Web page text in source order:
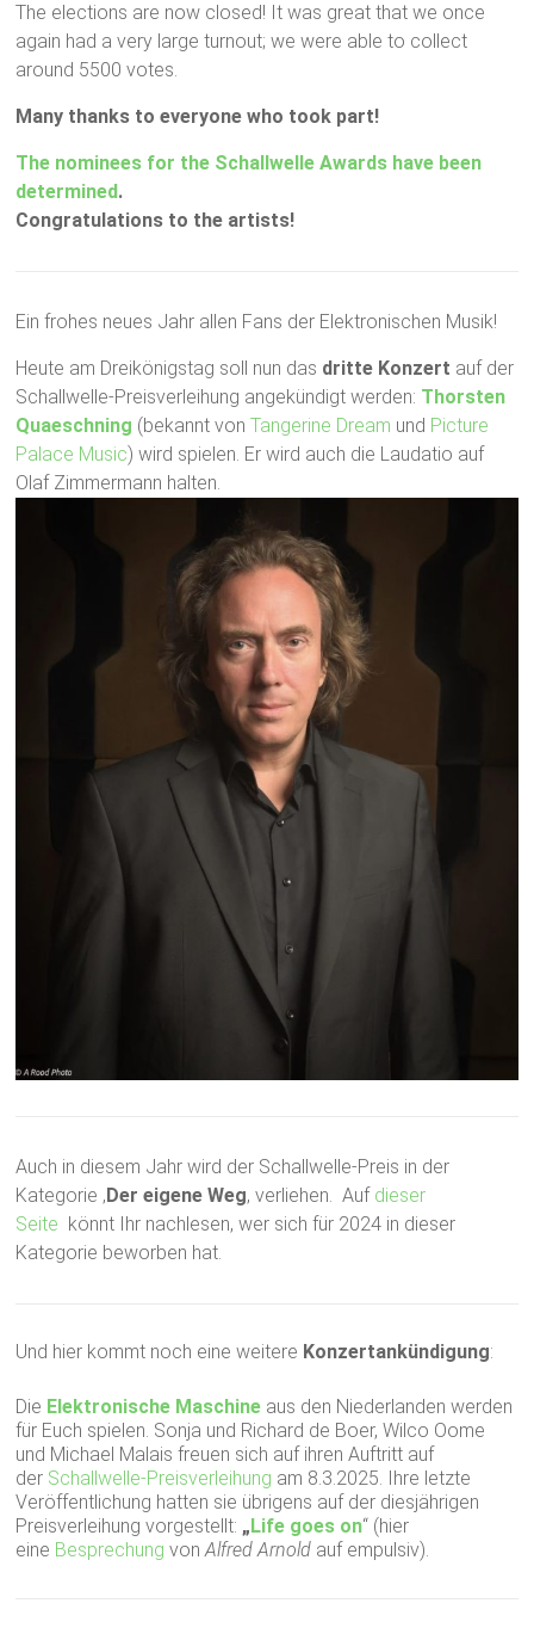
The elections are now closed! It was great that we once
again had a very large turnout; we were able to collect
around 5500 votes.
Many thanks to everyone who took part!
The nominees for the Schallwelle Awards have been
determined.
Congratulations to the artists!
Ein frohes neues Jahr allen Fans der Elektronischen Musik!
Heute am Dreikönigstag soll nun das dritte Konzert auf der
Schallwelle-Preisverleihung angekündigt werden: Thorsten
Quaeschning (bekannt vonTangerine Dream und Picture
Palace Music) wird spielen. Er wird auch die Laudatio auf
Olaf Zimmermann halten.
Auch in diesem Jahr wird der Schallwelle-Preis in der
Kategorie ‚ Der eigene Weg‚ verliehen. Auf dieser
Seite könnt Ihr nachlesen, wer sich für 2024 in dieser
Kategorie beworben hat.
Und hier kommt noch eine weitere Konzertankündigung:
Die Elektronische Maschine aus den Niederlanden werden
für Euch spielen. Sonja und Richard de Boer, Wilco Oome
und Michael Malais freuen sich auf ihren Auftritt auf
der Schallwelle-Preisverleihung am 8.3.2025. Ihre letzte
Veröffentlichung hatten sie übrigens auf der diesjährigen
Preisverleihung vorgestellt: „ Life goes on“ (hier
eine Besprechung vonAlfred Arnold auf empulsiv).